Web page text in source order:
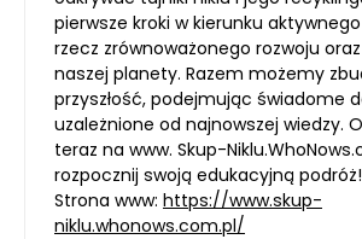
pierwsze kroki w kierunku aktywnego
rzecz zrównoważonego rozwoju
naszej planety. Razem możemy
przyszłość, podejmując świadome
uzależnione od najnowszej wiedzy.
teraz na www. Skup-
rozpocznij swoją edukacyjną podróż!
Strona www: https://www.skup-
niklu.whonows.com.pl/